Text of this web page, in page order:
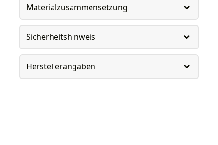
Materialzusammensetzung
Sicherheitshinweis
Herstellerangaben